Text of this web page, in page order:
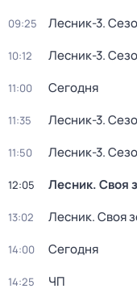
09:25 Лесник-3.
10:12 Лесник-3.
11:00 Сегодня
11:35 Лесник-3.
11:50 Лесник-3.
12:05 Лесник. Своя
13:02 Лесник. Своя
14:00 Сегодня
14:25 ЧП